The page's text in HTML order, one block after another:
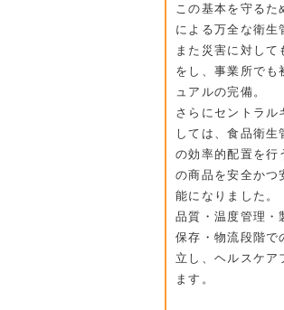
この基本を守るた
による万全な衛生
また災害に対し
をし、事業所でも
ュアルの完備。
さらにセントラル
しては、食品衛
の効率的配置を行
の商品を安全かつ
能になりました。
品質・温度管理・
保存・物流段階で
立し、ヘルスケア
ます。